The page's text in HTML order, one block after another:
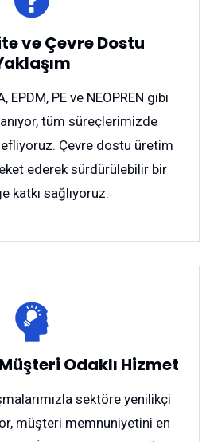
ve Çevre Dostu
EPDM, PE ve NEOPREN gibi
tüm süreçlerimizde
Çevre dostu üretim
ederek sürdürülebilir bir
katkı sağlıyoruz.
Odaklı Hizmet
sektöre yenilikçi
müşteri memnuniyetini en